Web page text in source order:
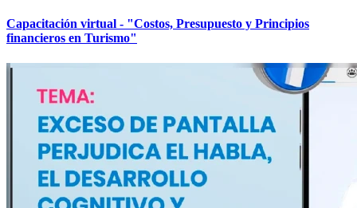
Capacitación virtual - "Costos, Presupuesto y Principios
financieros en Turismo"